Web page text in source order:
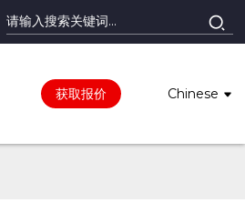
获取报价 Chinese